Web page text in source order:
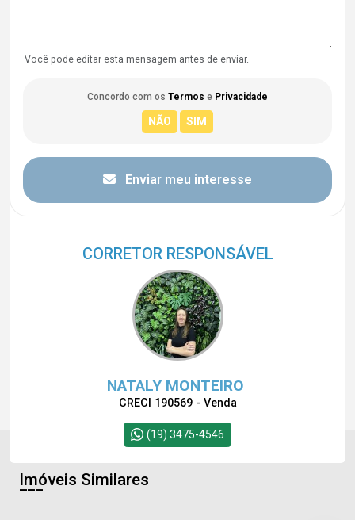
Você pode editar esta mensagem antes de enviar.
Concordo com os Termos e Privacidade
Enviar meu interesse
CORRETOR RESPONSÁVEL
NATALY MONTEIRO
CRECI 190569 - Venda
(19) 3475-4546
Imóveis Similares